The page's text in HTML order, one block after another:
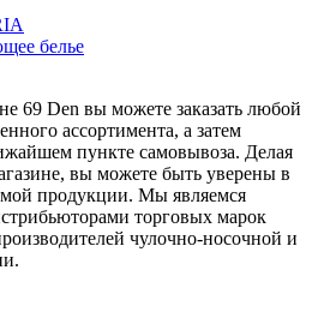
белье
69 Den вы можете заказать любой
ассортимента, а затем
пункте самовывоза. Делая
вы можете быть уверены в
продукции. Мы являемся
торговых марок
чулочно-носочной и